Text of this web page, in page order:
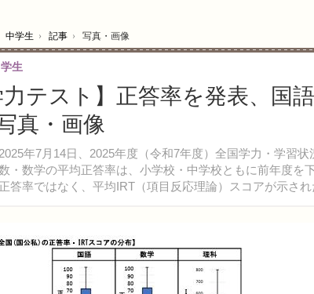
中学生 › 記事 › 写真・画像
力テスト】正答率を発表、国
真・画像
年7月14日、2025年度（令和7年度）全国学力・学習
・数学の平均正答率は、小学校・中学校ともに前年度を
答率ではなく、平均IRT（項目反応理論）スコアが示され
生